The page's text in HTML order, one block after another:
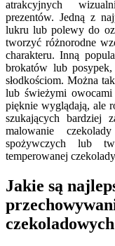
atrakcyjnych
prezentów. Jedną z
lukru lub polewy do
tworzyć różnorodne
charakteru. Inną
brokatów lub
słodkościom. Można
lub świeżymi
pięknie wyglądają, ale
szukających bardziej
malowanie
spożywczych lub
temperowanej
Jakie są